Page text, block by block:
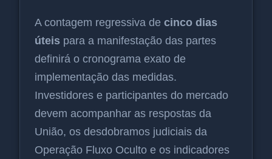
A contagem regressiva de cinco dias
úteis para a manifestação das partes
definirá o cronograma exato de
implementação das medidas.
Investidores e participantes do mercado
devem acompanhar as respostas da
União, os desdobramos judiciais da
Operação Fluxo Oculto e os indicadores